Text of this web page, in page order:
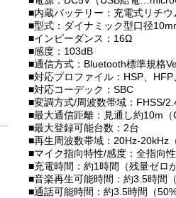
■内蔵バッテリー：充電式リチ
■型式：ダイナミック型口径
■インピーダンス：16Ω
■感度：103dB
■通信方式：Bluetooth標準規格
■対応プロファイル：HSP、HFP
■対応コーデック：SBC
■変調方式/周波数帯域：FHSS/
■最大通信距離：見通し約10m（
■最大登録可能台数：2台
■再生周波数帯域：20Hz-20kHz
■マイク指向特性/感度：全指向
■充電時間：約1時間（残量ゼロ
■音楽再生可能時間：約3.5時間
■通話可能時間：約3.5時間（